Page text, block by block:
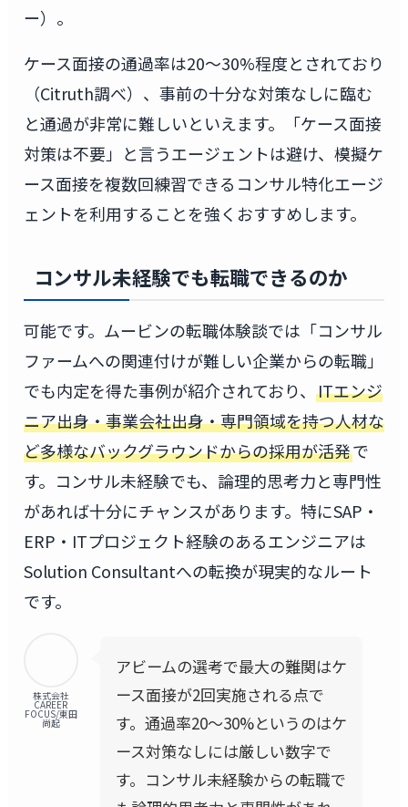
ー）。
ケース面接の通過率は20〜30%程度とされており
（Citruth調べ）、事前の十分な対策なしに臨む
と通過が非常に難しいといえます。「ケース面接
対策は不要」と言うエージェントは避け、模擬ケ
ース面接を複数回練習できるコンサル特化エージ
ェントを利用することを強くおすすめします。
コンサル未経験でも転職できるのか
可能です。ムービンの転職体験談では「コンサル
ファームへの関連付けが難しい企業からの転職」
でも内定を得た事例が紹介されており、 ITエンジ
ニア出身・事業会社出身・専門領域を持つ人材な
ど多様なバックグラウンドからの採用が活発で
す。コンサル未経験でも、論理的思考力と専門性
があれば十分にチャンスがあります。特にSAP・
ERP・ITプロジェクト経験のあるエンジニアは
Solution Consultantへの転換が現実的なルート
です。
株式会社
CAREER
FOCUS/東田
尚起
アビームの選考で最大の難関はケ
ース面接が2回実施される点で
す。通過率20〜30%というのはケ
ース対策なしには厳しい数字で
す。コンサル未経験からの転職で